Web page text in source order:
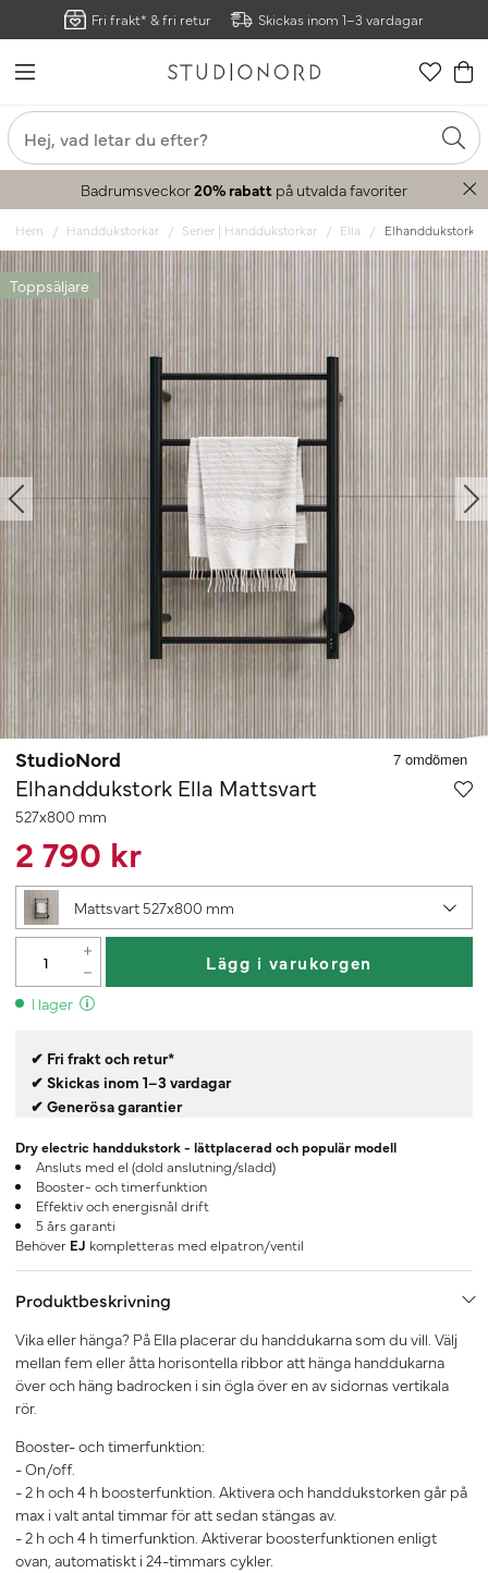
Fri frakt* & fri retur Skickas inom 1–3 vardagar
Badrumsveckor20% rabatt på utvalda favoriter
Hem Handdukstorkar Serier | Handdukstorkar Ella Elhanddukstork
Toppsäljare
StudioNord
Elhanddukstork Ella Mattsvart
527x800 mm
2 790 kr
Mattsvart 527x800 mm
Lägg i varukorgen
I lager
✔ Fri frakt och retur*
✔ Skickas inom 1–3 vardagar
✔ Generösa garantier
Dry electric handdukstork - lättplacerad och populär modell
Ansluts med el (dold anslutning/sladd)
Booster- och timerfunktion
Effektiv och energisnål drift
5 års garanti
Behöver EJ kompletteras med elpatron/ventil
Produktbeskrivning
Vika eller hänga? På Ella placerar du handdukarna som du vill. Välj
mellan fem eller åtta horisontella ribbor att hänga handdukarna
över och häng badrocken i sin ögla över en av sidornas vertikala
rör.
Booster- och timerfunktion:
- On/off.
- 2 h och 4 h boosterfunktion. Aktivera och handdukstorken går på
max i valt antal timmar för att sedan stängas av.
- 2 h och 4 h timerfunktion. Aktiverar boosterfunktionen enligt
ovan, automatiskt i 24-timmars cykler.